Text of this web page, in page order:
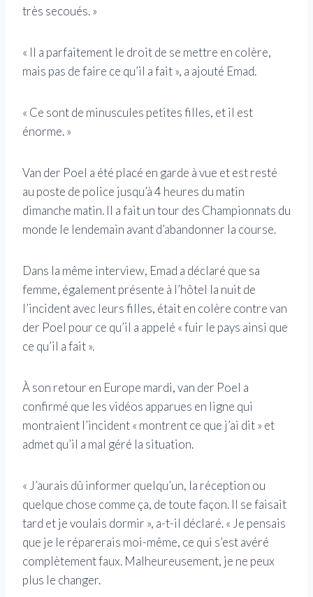
très secoués. »
« Il a parfaitement le droit de se mettre en colère,
mais pas de faire ce qu’il a fait », a ajouté Emad.
« Ce sont de minuscules petites filles, et il est
énorme. »
Van der Poel a été placé en garde à vue et est resté
au poste de police jusqu’à 4 heures du matin
dimanche matin. Il a fait un tour des Championnats du
monde le lendemain avant d’abandonner la course.
Dans la même interview, Emad a déclaré que sa
femme, également présente à l’hôtel la nuit de
l’incident avec leurs filles, était en colère contre van
der Poel pour ce qu’il a appelé « fuir le pays ainsi que
ce qu’il a fait ».
À son retour en Europe mardi, van der Poel a
confirmé que les vidéos apparues en ligne qui
montraient l’incident « montrent ce que j’ai dit » et
admet qu’il a mal géré la situation.
« J’aurais dû informer quelqu’un, la réception ou
quelque chose comme ça, de toute façon. Il se faisait
tard et je voulais dormir », a-t-il déclaré. « Je pensais
que je le réparerais moi-même, ce qui s’est avéré
complètement faux. Malheureusement, je ne peux
plus le changer.